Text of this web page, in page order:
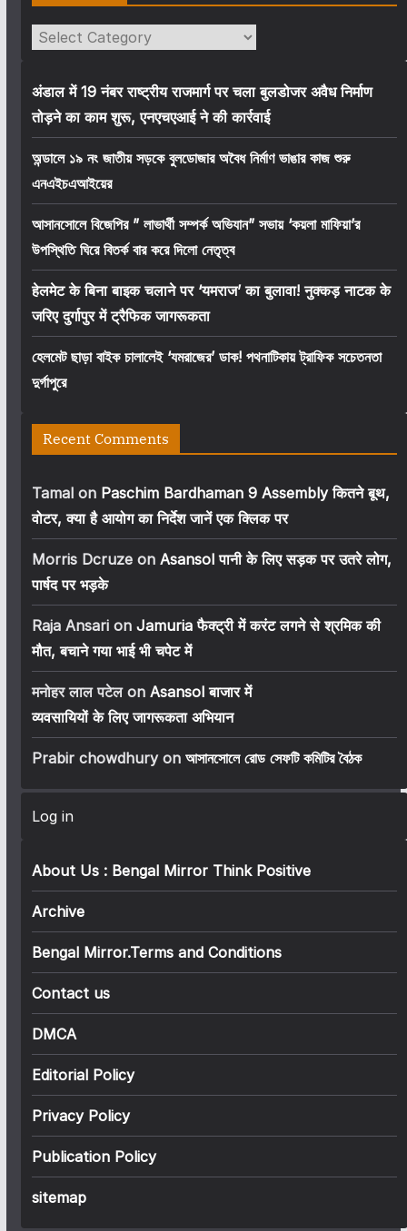
Categories
अंडाल में 19 नंबर राष्ट्रीय राजमार्ग पर चला बुलडोजर अवैध निर्माण
तोड़ने का काम शुरू, एनएचएआई ने की कार्रवाई
অন্ডালে ১৯ নং জাতীয় সড়কে বুলডোজার অবৈধ নির্মাণ ভাঙার কাজ শুরু
এনএইচএআইয়ের
আসানসোলে বিজেপির ” লাভার্থী সম্পর্ক অভিযান” সভায় ‘কয়লা মাফিয়া’র
উপস্থিতি ঘিরে বিতর্ক বার করে দিলো নেতৃত্ব
हेलमेट के बिना बाइक चलाने पर ‘यमराज’ का बुलावा! नुक्कड़ नाटक के
जरिए दुर्गापुर में ट्रैफिक जागरूकता
হেলমেট ছাড়া বাইক চালালেই ‘যমরাজের’ ডাক! পথনাটিকায় ট্রাফিক সচেতনতা
দুর্গাপুরে
Recent Comments
Tamalon Paschim Bardhaman 9 Assembly कितने बूथ,
वोटर, क्या है आयोग का निर्देश जानें एक क्लिक पर
Morris Dcruzeon Asansol पानी के लिए सड़क पर उतरे लोग,
पार्षद पर भड़के
Raja Ansarion Jamuria फैक्ट्री में करंट लगने से श्रमिक की
मौत, बचाने गया भाई भी चपेट में
मनोहर लाल पटेलon Asansol बाजार में
व्यवसायियों के लिए जागरूकता अभियान
Prabir chowdhuryon আসানসোলে রোড সেফটি কমিটির বৈঠক
Log in
About Us : Bengal Mirror Think Positive
Archive
Bengal Mirror.Terms and Conditions
Contact us
DMCA
Editorial Policy
Privacy Policy
Publication Policy
sitemap